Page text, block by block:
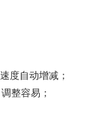
度自动增减；
整容易；